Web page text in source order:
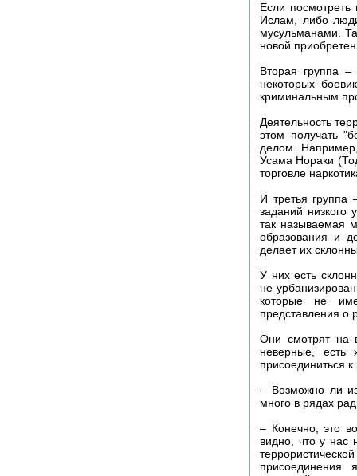
Если
Ислам, либо
мусульманами.
новой
Вторая группа
некоторых
криминальным
Деятельность
этом получать
делом.
Усама Нораки
торговле
И третья группа
заданий низкого
так называемая
образования и
делает их
У них есть
не
которые не
представления о
Они смотрят на
неверные, есть
присоединиться
– Возможно ли
много в рядах
– Конечно, это
видно, что у нас
присоединения